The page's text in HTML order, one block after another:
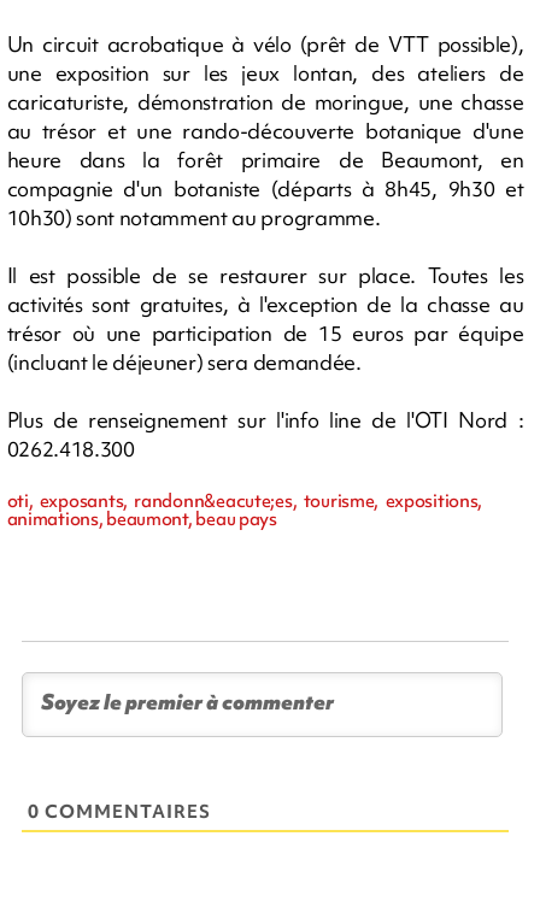
Un circuit acrobatique à vélo (prêt de VTT possible),
une exposition sur les jeux lontan, des ateliers de
caricaturiste, démonstration de moringue, une chasse
au trésor et une rando-découverte botanique d'une
heure dans la forêt primaire de Beaumont, en
compagnie d'un botaniste (départs à 8h45, 9h30 et
10h30) sont notamment au programme.
Il est possible de se restaurer sur place. Toutes les
activités sont gratuites, à l'exception de la chasse au
trésor où une participation de 15 euros par équipe
(incluant le déjeuner) sera demandée.
Plus de renseignement sur l'info line de l'OTI Nord :
0262.418.300
oti, exposants, randonn&eacute;es, tourisme, expositions,
animations, beaumont, beau pays
0 COMMENTAIRES